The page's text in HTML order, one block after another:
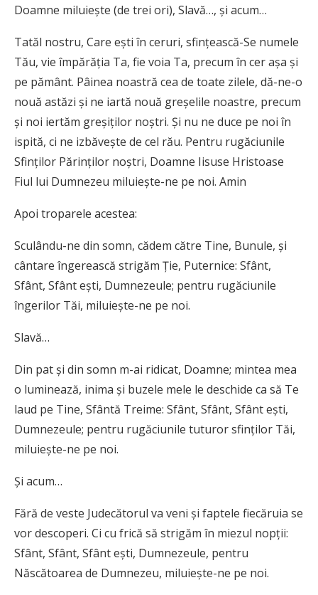
Doamne miluiește (de trei ori), Slavă…, și acum…
Tatăl nostru, Care ești în ceruri, sfin­țească-Se numele
Tău, vie împărăția Ta, fie voia Ta, precum în cer așa și
pe pă­mânt. Pâinea noastră cea de toate zilele, dă-ne-o
nouă astăzi și ne iartă nouă greșelile noastre, precum
și noi iertăm greșiților noș­tri. Și nu ne duce pe noi în
ispită, ci ne izbă­vește de cel rău. Pentru rugăciunile
Sfinților Părinților noștri, Doamne Iisuse Hristoase
Fiul lui Dumnezeu miluiește-ne pe noi. Amin
Apoi troparele acestea:
Sculându-ne din somn, cădem către Tine, Bunule, și
cântare îngerească strigăm Ție, Puternice: Sfânt,
Sfânt, Sfânt ești, Dumnezeule; pentru rugăciunile
îngerilor Tăi, miluiește-ne pe noi.
Slavă…
Din pat și din somn m-ai ridicat, Doamne; mintea mea
o luminează, inima și buzele mele le deschide ca să Te
laud pe Tine, Sfântă Treime: Sfânt, Sfânt, Sfânt ești,
Dumnezeule; pentru rugăciunile tuturor sfinților Tăi,
miluiește-ne pe noi.
Și acum…
Fără de veste Judecătorul va veni și faptele fiecăruia se
vor descoperi. Ci cu frică să strigăm în miezul nopții:
Sfânt, Sfânt, Sfânt ești, Dumnezeule, pentru
Născătoarea de Dumnezeu, miluiește-ne pe noi.